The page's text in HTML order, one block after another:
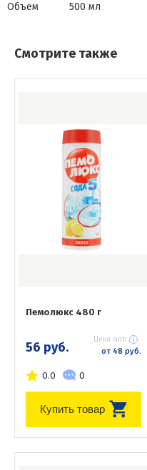
Объем
500 мл
Смотрите также
Пемолюкс 480 г
56 руб. Цена опт:
от 48 руб.
0.0 0
Купить товар